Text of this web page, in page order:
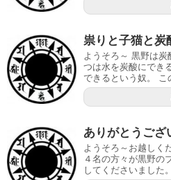
祟りと子猫と炭
ようそろ～ 黒野は炭
つは水を炭酸にでき
できるという奴。 こ
ありがとうござ
ようそろ～お越しく
４名の方々が黒野の
してくださいました